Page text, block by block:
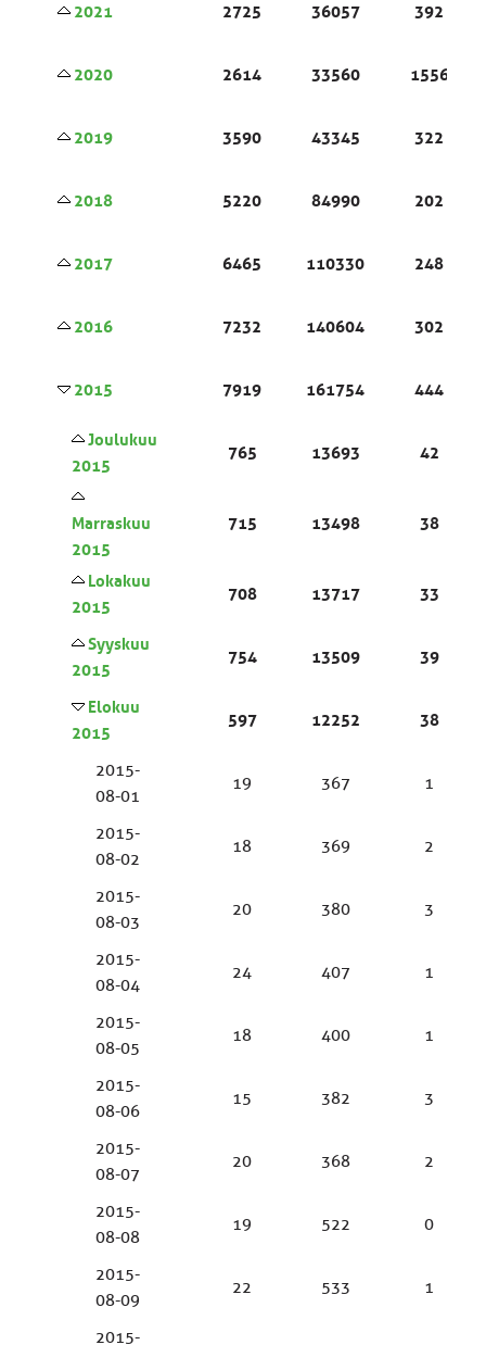
2021 2725 36057 392
2020 2614 33560 1556
2019 3590 43345 322
2018 5220 84990 202
2017 6465 110330 248
2016 7232 140604 302
2015 7919 161754 444
Joulukuu
2015
765 13693 42
Marraskuu
2015
715 13498 38
Lokakuu
2015
708 13717 33
Syyskuu
2015
754 13509 39
Elokuu
2015
597 12252 38
2015-
08-01
19 367 1
2015-
08-02
18 369 2
2015-
08-03
20 380 3
2015-
08-04
24 407 1
2015-
08-05
18 400 1
2015-
08-06
15 382 3
2015-
08-07
20 368 2
2015-
08-08
19 522 0
2015-
08-09
22 533 1
2015-